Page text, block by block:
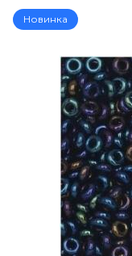
Новинка